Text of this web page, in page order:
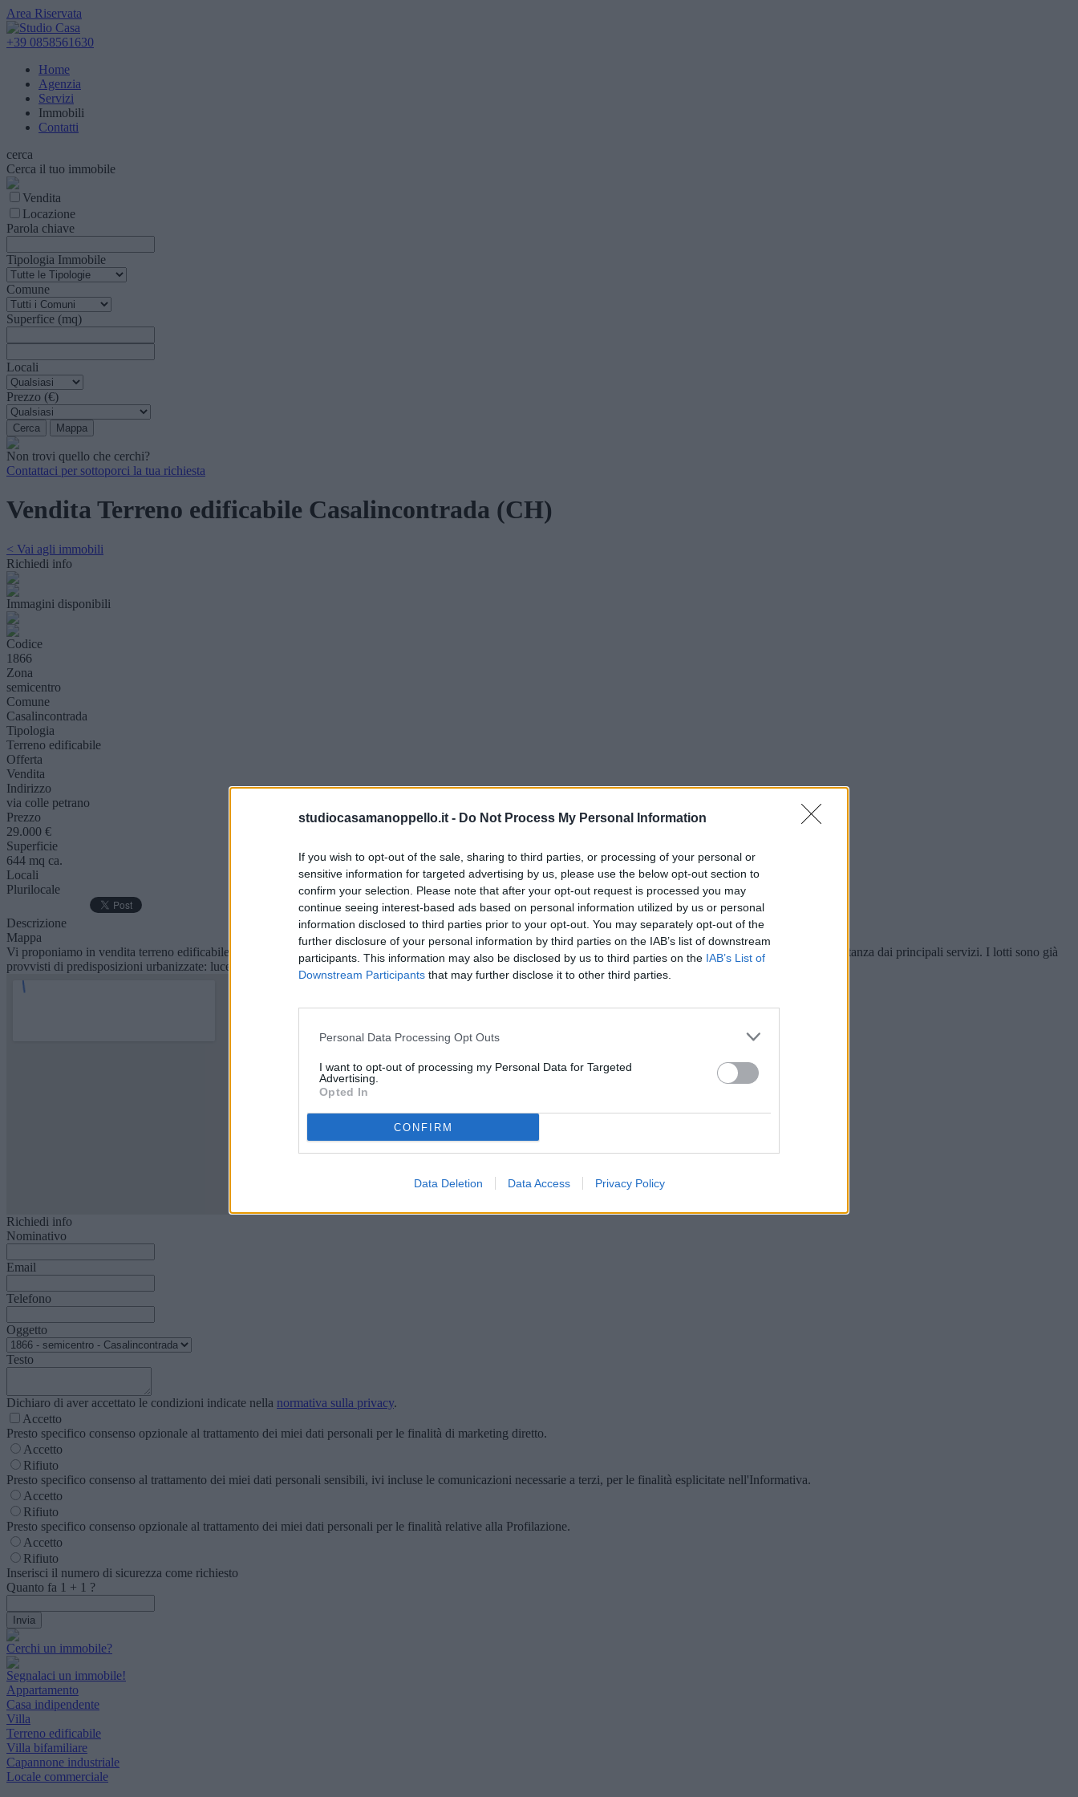
studiocasamanoppello.it - Do Not Process My Personal Information
If you wish to opt-out of the sale, sharing to third parties, or processing of your personal or
sensitive information for targeted advertising by us, please use the below opt-out section to
confirm your selection. Please note that after your opt-out request is processed you may
continue seeing interest-based ads based on personal information utilized by us or personal
information disclosed to third parties prior to your opt-out. You may separately opt-out of the
further disclosure of your personal information by third parties on the IAB’s list of downstream
participants. This information may also be disclosed by us to third parties on the IAB’s List of
Downstream Participants that may further disclose it to other third parties.
Personal Data Processing Opt Outs
I want to opt-out of processing my Personal Data for Targeted
Advertising.
Opted In
CONFIRM
Data Deletion Data Access Privacy Policy
Area Riservata
+39 0858561630
Home
Agenzia
Servizi
Immobili
Contatti
cerca
Cerca il tuo immobile
Vendita
Locazione
Parola chiave
Tipologia Immobile
Comune
Superfice (mq)
Locali
Prezzo (€)
Non trovi quello che cerchi?
Contattaci per sottoporci la tua richiesta
Vendita Terreno edificabile Casalincontrada (CH)
< Vai agli immobili
Richiedi info
Immagini disponibili
Codice
1866
Zona
semicentro
Comune
Casalincontrada
Tipologia
Terreno edificabile
Offerta
Vendita
Indirizzo
via colle petrano
Prezzo
29.000 €
Superficie
644 mq ca.
Locali
Plurilocale
Descrizione
Mappa
Vi proponiamo in vendita terreno edificabile di mq 644, di cui 521 edificabili e 123 agricoli, presso Casalincontrada, in una posizione tranquilla, soleggiata e a poca distanza dai principali servizi. I lotti sono già
provvisti di predisposizioni urbanizzate: luce, metano, acqua, telefono e fognature.
Richiedi info
Nominativo
Email
Telefono
Oggetto
Testo
Dichiaro di aver accettato le condizioni indicate nella normativa sulla privacy.
Accetto
Presto specifico consenso opzionale al trattamento dei miei dati personali per le finalità di marketing diretto.
Accetto
Rifiuto
Presto specifico consenso al trattamento dei miei dati personali sensibili, ivi incluse le comunicazioni necessarie a terzi, per le finalità esplicitate nell'Informativa.
Accetto
Rifiuto
Presto specifico consenso opzionale al trattamento dei miei dati personali per le finalità relative alla Profilazione.
Accetto
Rifiuto
Inserisci il numero di sicurezza come richiesto
Quanto fa 1 + 1 ?
Cerchi un immobile?
Segnalaci un immobile!
Appartamento
Casa indipendente
Villa
Terreno edificabile
Villa bifamiliare
Capannone industriale
Locale commerciale